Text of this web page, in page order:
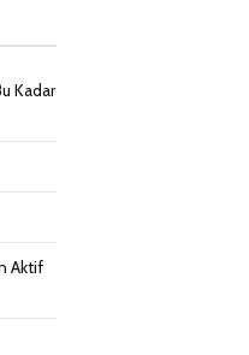
Kadar
Aktif